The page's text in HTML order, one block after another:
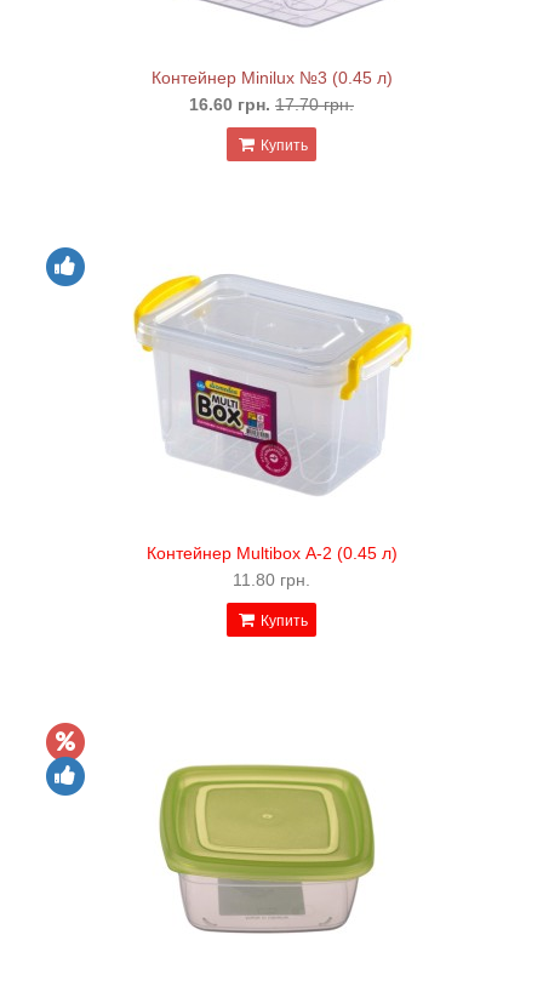
Контейнер Minilux №3 (0.45 л)
16.60 грн. 17.70 грн.
Купить
Контейнер Multibox А-2 (0.45 л)
11.80 грн.
Купить